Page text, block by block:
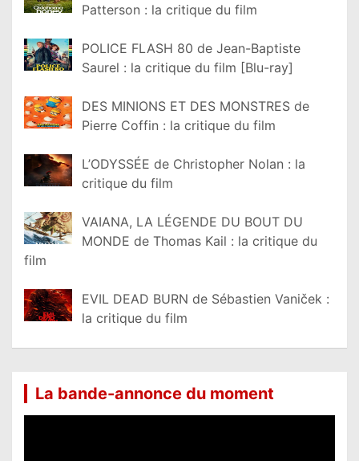
Patterson : la critique du film
POLICE FLASH 80 de Jean-Baptiste
Saurel : la critique du film [Blu-ray]
DES MINIONS ET DES MONSTRES de
Pierre Coffin : la critique du film
L’ODYSSÉE de Christopher Nolan : la
critique du film
VAIANA, LA LÉGENDE DU BOUT DU
MONDE de Thomas Kail : la critique du
film
EVIL DEAD BURN de Sébastien Vaniček :
la critique du film
La bande-annonce du moment